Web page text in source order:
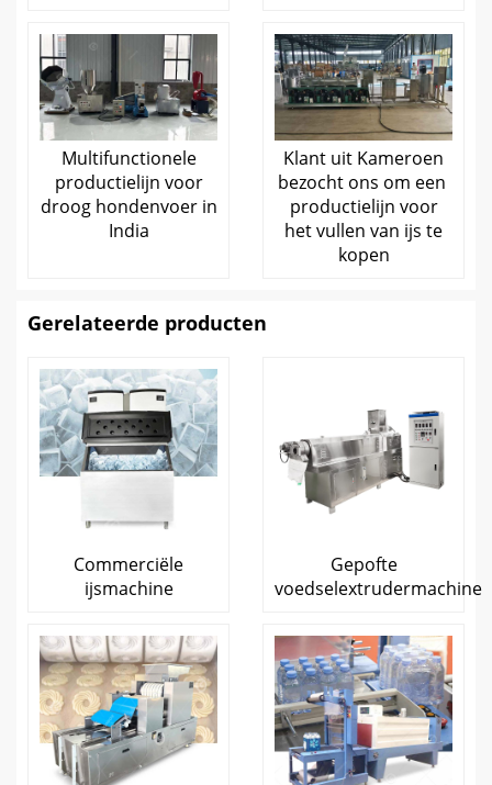
Multifunctionele
productielijn voor
droog hondenvoer in
India
Klant uit Kameroen
bezocht ons om een ​​
productielijn voor
het vullen van ijs te
kopen
Gerelateerde producten
Commerciële
ijsmachine
Gepofte
voedselextrudermachine